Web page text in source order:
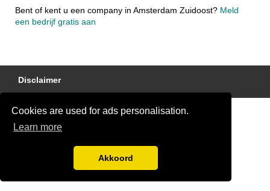
Cookies are used for ads personalisation.
Learn more
Akkoord
Bent of kent u een company in Amsterdam Zuidoost? Meld
een bedrijf gratis aan
Disclaimer